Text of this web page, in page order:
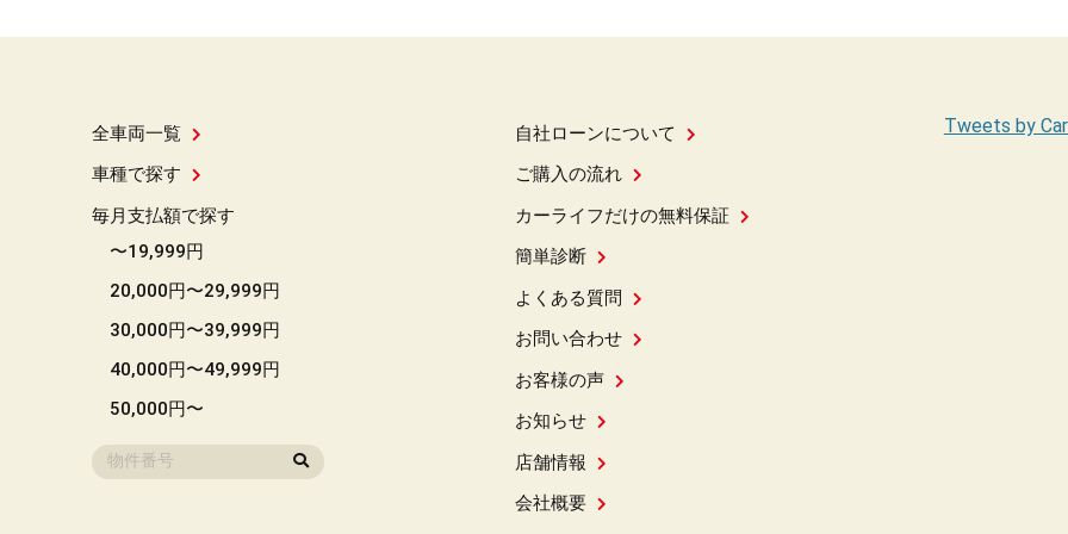
全車両一覧
車種で探す
毎月支払額で探す
〜19,999円
20,000円〜29,999円
30,000円〜39,999円
40,000円〜49,999円
50,000円〜
自社ローンについて
ご購入の流れ
カーライフだけの無料保証
簡単診断
よくある質問
お問い合わせ
お客様の声
お知らせ
店舗情報
会社概要
Tweets by